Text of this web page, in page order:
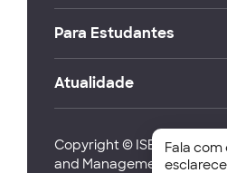
Para Estudantes
Atualidade
Copyright © ISEG Lisbon
and Management 2026
Fala com